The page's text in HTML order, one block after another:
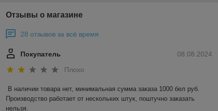
Отзывы о магазине
28 отзывов за всё время
08.08.2024
Покупатель
Плохо
В наличии товара нет, минимальная сумма заказа 1000 бел руб.
Производство работает от нескольких штук, поштучно заказать
нельзя.